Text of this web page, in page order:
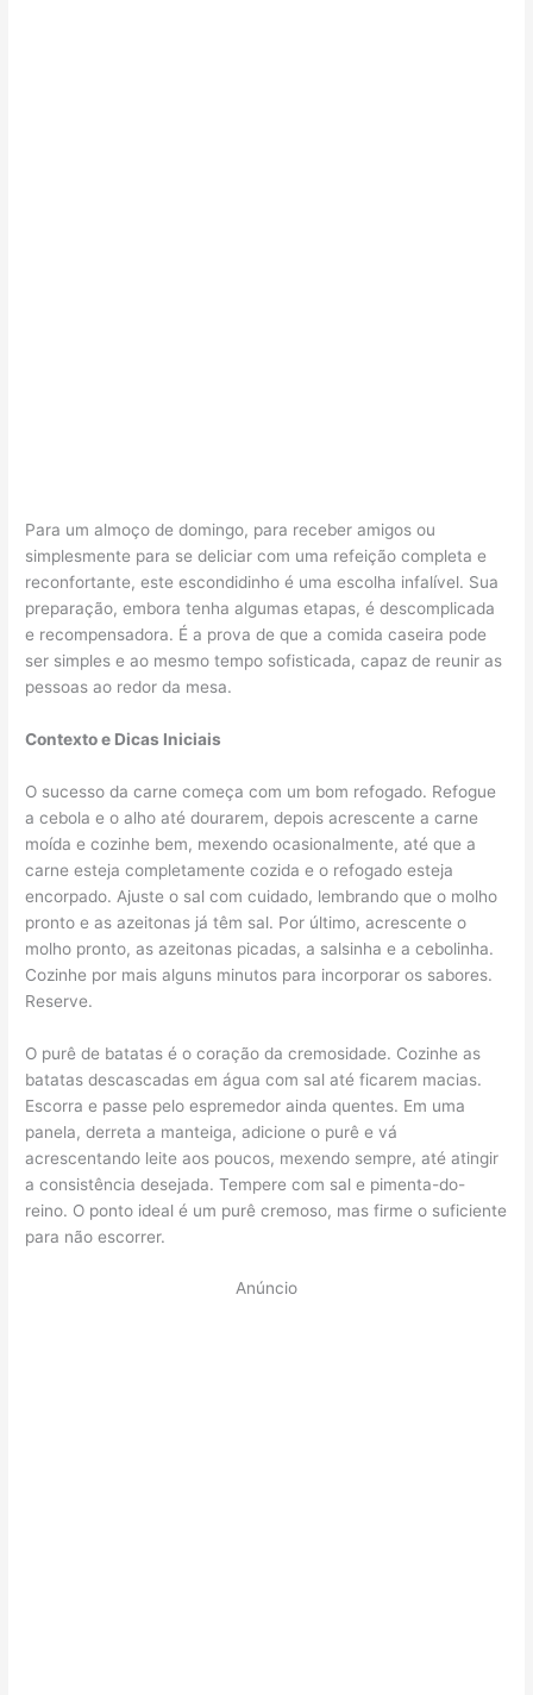
Para um almoço de domingo, para receber amigos ou
simplesmente para se deliciar com uma refeição completa e
reconfortante, este escondidinho é uma escolha infalível. Sua
preparação, embora tenha algumas etapas, é descomplicada
e recompensadora. É a prova de que a comida caseira pode
ser simples e ao mesmo tempo sofisticada, capaz de reunir as
pessoas ao redor da mesa.
Contexto e Dicas Iniciais
O sucesso da carne começa com um bom refogado. Refogue
a cebola e o alho até dourarem, depois acrescente a carne
moída e cozinhe bem, mexendo ocasionalmente, até que a
carne esteja completamente cozida e o refogado esteja
encorpado. Ajuste o sal com cuidado, lembrando que o molho
pronto e as azeitonas já têm sal. Por último, acrescente o
molho pronto, as azeitonas picadas, a salsinha e a cebolinha.
Cozinhe por mais alguns minutos para incorporar os sabores.
Reserve.
O purê de batatas é o coração da cremosidade. Cozinhe as
batatas descascadas em água com sal até ficarem macias.
Escorra e passe pelo espremedor ainda quentes. Em uma
panela, derreta a manteiga, adicione o purê e vá
acrescentando leite aos poucos, mexendo sempre, até atingir
a consistência desejada. Tempere com sal e pimenta-do-
reino. O ponto ideal é um purê cremoso, mas firme o suficiente
para não escorrer.
Anúncio